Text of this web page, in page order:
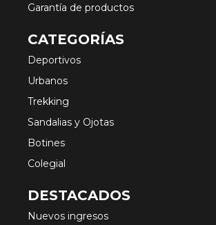
Garantía de productos
CATEGORÍAS
Deportivos
Urbanos
Trekking
Sandalias y Ojotas
Botines
Colegial
DESTACADOS
Nuevos ingresos